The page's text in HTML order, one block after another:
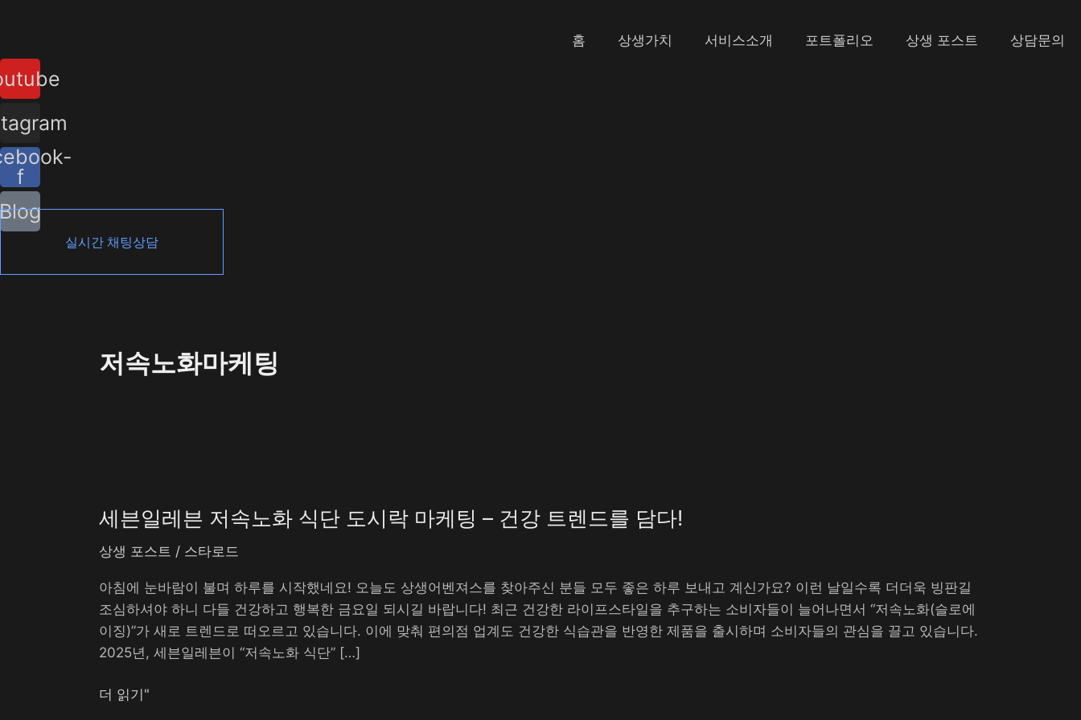
로
건
너
기
홈 상생가치 서비스소개 포트폴리오 상생 포스트 상담문의
f
Blog
실시간 채팅상담
저속노화마케팅
세븐일레븐 저속노화 식단 도시락 마케팅 – 건강 트렌드를 담다!
상생 포스트 / 스타로드
아침에 눈바람이 불며 하루를 시작했네요! 오늘도 상생어벤져스를 찾아주신 분들 모두 좋은 하루 보내고 계신가요? 이런 날일수록 더더욱 빙판길
조심하셔야 하니 다들 건강하고 행복한 금요일 되시길 바랍니다! 최근 건강한 라이프스타일을 추구하는 소비자들이 늘어나면서 “저속노화(슬로에
이징)”가 새로 트렌드로 떠오르고 있습니다. 이에 맞춰 편의점 업계도 건강한 식습관을 반영한 제품을 출시하며 소비자들의 관심을 끌고 있습니다. ​
2025년, 세븐일레븐이 “저속노화 식단” […]
일
븐
저
속
노
화
단
더 읽기"